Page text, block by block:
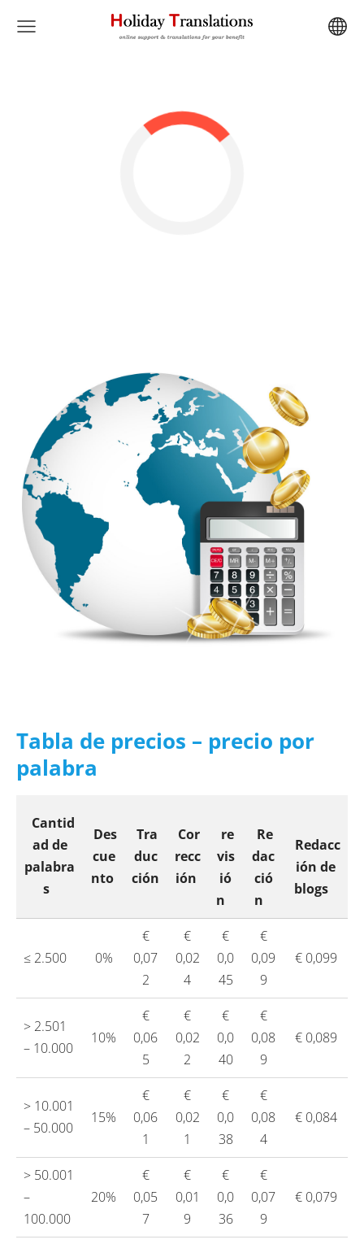
Tabla de precios – precio por
palabra
Cantid
ad de
palabra
s
Des
cue
nto
Tra
duc
ción
Cor
recc
ión
re
vis
ió
n
Re
dac
ció
n
Redacc
ión de
blogs
≤ 2.500 0%
€
0,07
2
€
0,02
4
€
0,0
45
€
0,09
9
€ 0,099
> 2.501
– 10.000
10%
€
0,06
5
€
0,02
2
€
0,0
40
€
0,08
9
€ 0,089
> 10.001
– 50.000
15%
€
0,06
1
€
0,02
1
€
0,0
38
€
0,08
4
€ 0,084
> 50.001
–
100.000
20%
€
0,05
7
€
0,01
9
€
0,0
36
€
0,07
9
€ 0,079